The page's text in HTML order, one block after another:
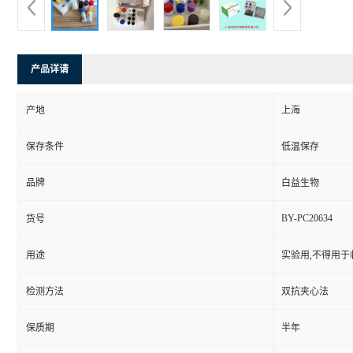
产品详请
产地 上海
保存条件 低温保存
品牌 白益生物
货号 BY-PC20634
用途 实验用,不得用于
检测方法 双抗夹心法
保质期 半年